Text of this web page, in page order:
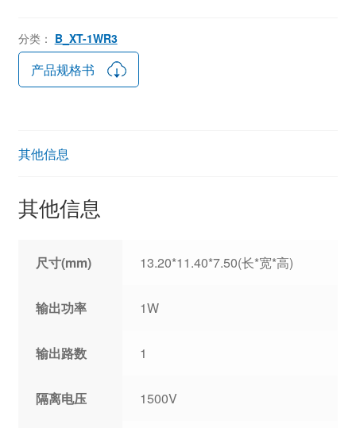
分类： B_XT-1WR3
产品规格书
其他信息
其他信息
尺寸(mm) 13.20*11.40*7.50(长*宽*高)
输出功率 1W
输出路数 1
隔离电压 1500V